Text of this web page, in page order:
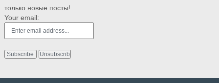
только новые посты!
Your email: